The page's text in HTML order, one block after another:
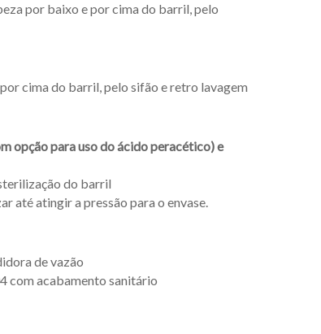
por baixo e por cima do barril, pelo
cima do barril, pelo sifão e retro lavagem
opção para uso do ácido peracético) e
do barril
até atingir a pressão para o envase.
de vazão
com acabamento sanitário